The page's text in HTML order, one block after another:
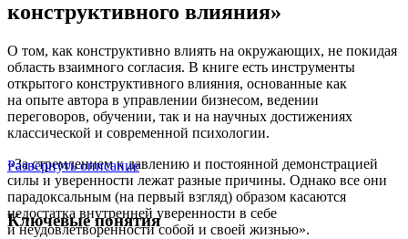
конструктивного влияния»
О том, как конструктивно влиять на окружающих, не покидая
область взаимного согласия. В книге есть инструменты
открытого конструктивного влияния, основанные как
на опыте автора в управлении бизнесом, ведении
переговоров, обучении, так и на научных достижениях
классической и современной психологии.
«За стремлением к давлению и постоянной демонстрацией
силы и уверенности лежат разные причины. Однако все они
парадоксальным (на первый взгляд) образом касаются
недостатка внутренней уверенности в себе
и неудовлетворенности собой и своей жизнью».
Развернуть описание
Ключевые понятия